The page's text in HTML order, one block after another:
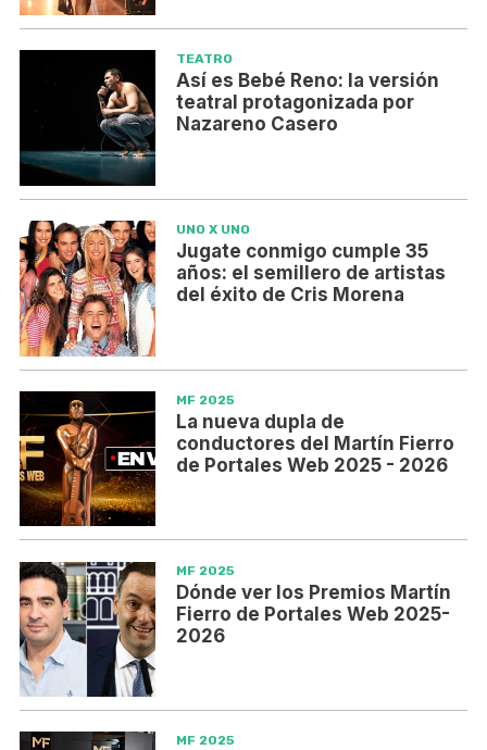
TEATRO
Así es Bebé Reno: la versión
teatral protagonizada por
Nazareno Casero
UNO X UNO
Jugate conmigo cumple 35
años: el semillero de artistas
del éxito de Cris Morena
MF 2025
La nueva dupla de
conductores del Martín Fierro
de Portales Web 2025 - 2026
MF 2025
Dónde ver los Premios Martín
Fierro de Portales Web 2025-
2026
MF 2025